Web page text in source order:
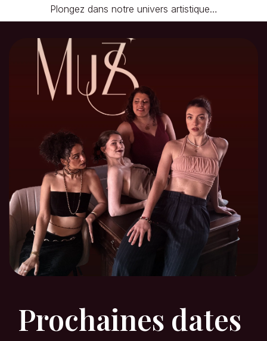
Plongez dans notre univers artistique…
Prochaines dates